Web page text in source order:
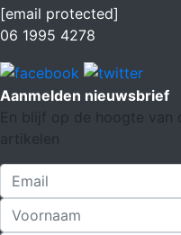
[email protected]
06 1995 4278
Aanmelden nieuwsbrief
En blijf op de hoogte van
artikelen